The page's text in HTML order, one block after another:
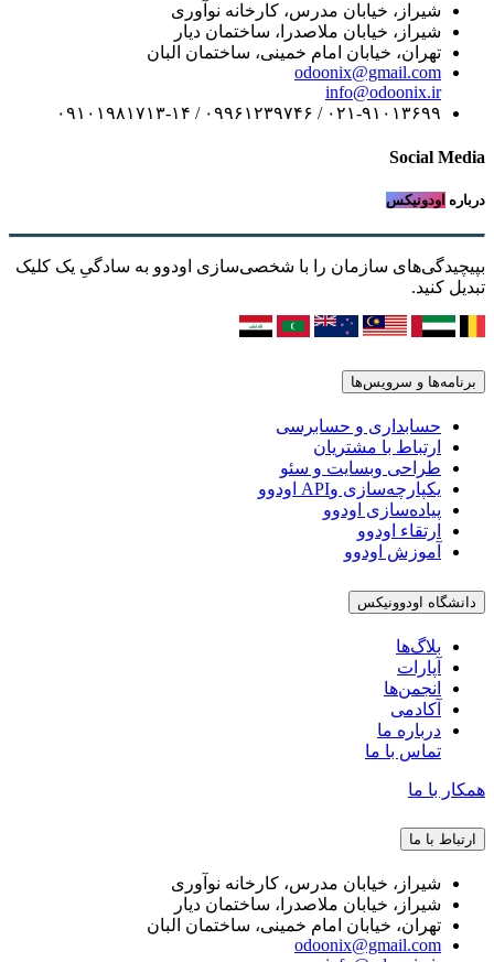
شیراز، خیابان مدرس، کارخانه نوآوری
شیراز، خیابان ملاصدرا، ساختمان دیار
تهران، خیابان امام خمینی، ساختمان البان
odoonix@gmail.com
info@odoonix.ir
۰۲۱-۹۱۰۱۳۶۹۹ / ۰۹۹۶۱۲۳۹۷۴۶ / ۰۹۱۰۱۹۸۱۷۱۳-۱۴
Social Media
درباره اودونیکس
بپیچیدگی‌های سازمان را با شخصی‌سازی اودوو به سادگیِ یک کلیک
تبدیل کنید.
برنامه‌ها و سرویس‌ها
حسابداری و حسابرسی
ارتباط با مشتریان
طراحی وبسایت و سئو
یکپارچه‌سازی وAPI اودوو
پیاده‌سازی اودوو
ارتقاء اودوو
آموزش اودوو
دانشگاه اودوونیکس
بلاگ‌ها
آپارات
انجمن‌ها
آکادمی
درباره ما
تماس با ما
همکار با ما
ارتباط با ما
شیراز، خیابان مدرس، کارخانه نوآوری
شیراز، خیابان ملاصدرا، ساختمان دیار
تهران، خیابان امام خمینی، ساختمان البان
odoonix@gmail.com